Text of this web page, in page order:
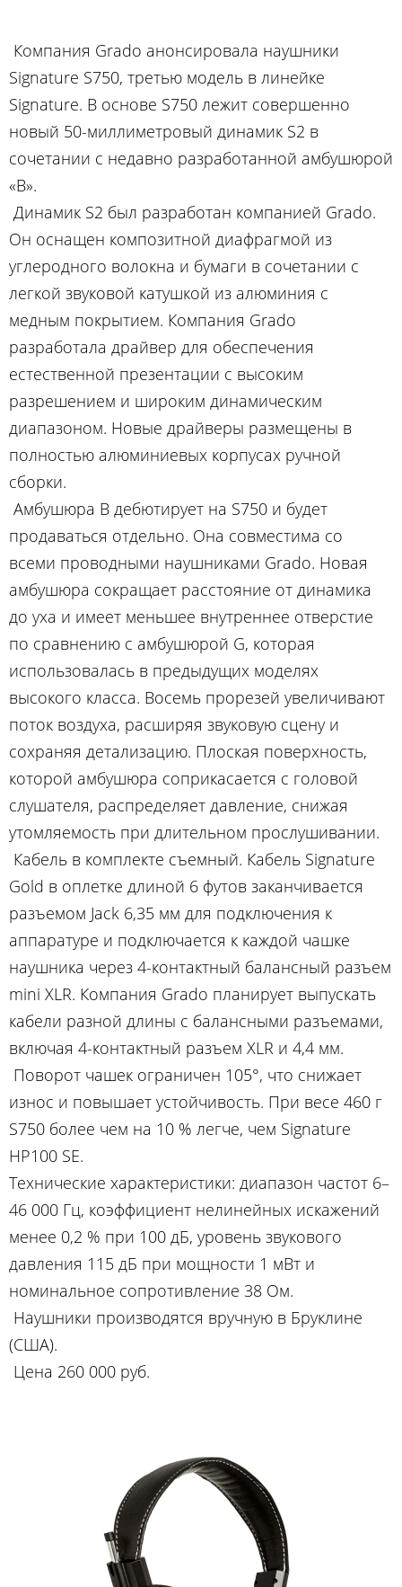
Компания Grado анонсировала наушники
Signature S750, третью модель в линейке
Signature. В основе S750 лежит совершенно
новый 50-миллиметровый динамик S2 в
сочетании с недавно разработанной амбушюрой
«B».
Динамик S2 был разработан компанией Grado.
Он оснащен композитной диафрагмой из
углеродного волокна и бумаги в сочетании с
легкой звуковой катушкой из алюминия с
медным покрытием. Компания Grado
разработала драйвер для обеспечения
естественной презентации с высоким
разрешением и широким динамическим
диапазоном. Новые драйверы размещены в
полностью алюминиевых корпусах ручной
сборки.
Амбушюра B дебютирует на S750 и будет
продаваться отдельно. Она совместима со
всеми проводными наушниками Grado. Новая
амбушюра сокращает расстояние от динамика
до уха и имеет меньшее внутреннее отверстие
по сравнению с амбушюрой G, которая
использовалась в предыдущих моделях
высокого класса. Восемь прорезей увеличивают
поток воздуха, расширяя звуковую сцену и
сохраняя детализацию. Плоская поверхность,
которой амбушюра соприкасается с головой
слушателя, распределяет давление, снижая
утомляемость при длительном прослушивании.
Кабель в комплекте съемный. Кабель Signature
Gold в оплетке длиной 6 футов заканчивается
разъемом Jack 6,35 мм для подключения к
аппаратуре и подключается к каждой чашке
наушника через 4-контактный балансный разъем
mini XLR. Компания Grado планирует выпускать
кабели разной длины с балансными разъемами,
включая 4-контактный разъем XLR и 4,4 мм.
Поворот чашек ограничен 105°, что снижает
износ и повышает устойчивость. При весе 460 г
S750 более чем на 10 % легче, чем Signature
HP100 SE.
Технические характеристики: диапазон частот 6–
46 000 Гц, коэффициент нелинейных искажений
менее 0,2 % при 100 дБ, уровень звукового
давления 115 дБ при мощности 1 мВт и
номинальное сопротивление 38 Ом.
Наушники производятся вручную в Бруклине
(США).
Цена 260 000 руб.